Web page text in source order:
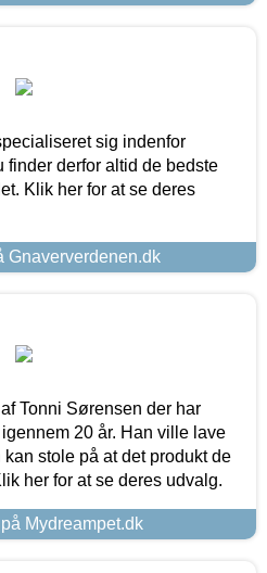
sig indenfor
finder derfor altid de bedste
Klik her for at se deres
Gnaververdenen.dk
Tonni Sørensen der har
20 år. Han ville lave
stole på at det produkt de
her for at se deres udvalg.
Mydreampet.dk